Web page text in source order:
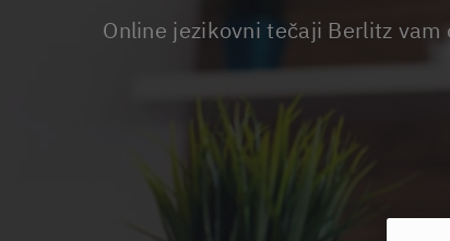
Online jezikovni tečaji Berlitz vam omogočajo, da učenje jezika prilagodite vsakdanjemu življenju in tempu prilagojenim vašim